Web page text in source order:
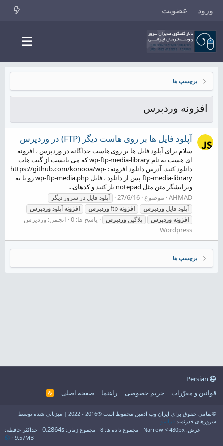
ورود عضویت
برچسپ ها
افزونه وردپرس
آپلود فایل ها بر روی هاست دیگر (FTP) در وردپرس
سلام برای آپلود فایل ها بر روی هاست جداگانه در وردپرس ، افزونه
ای هست به نام wp-ftp-media-library که می بایست از گیت هاب
دانلود کنید. آدرس دانلود افزونه : https://github.com/konooa/wp-
ftp-media-library پس از دانلود ، فایل wp-ftp-media.php رو با یه
ویرایشگر متن مثل notepad باز کنید و کدهای...
AHMAD موضوع 27/6/16
آپلود فایل در سرور دیگر
آپلود فایل وردپرس افزونه وردپرس افزونهآپلودوردپرس
افزونه وردپرس پلاگین وردپرس پاسخ ها: 0 انجمن: وردپرس
Wordpress
برچسپ ها
قوانین و مقرّرات
حریم خصوصی راهنما صفحه اصلی
R
©تمامی حقوق برای ایران وب ادمین محفوظ است ®2016 - 2022 | میزبانی شده توسط
سرورهای قدرتمند فراسو
عرض
مجموع داده ها 8 مجموع زمان 0.2864s
حداکثر حافظه
9.57MB